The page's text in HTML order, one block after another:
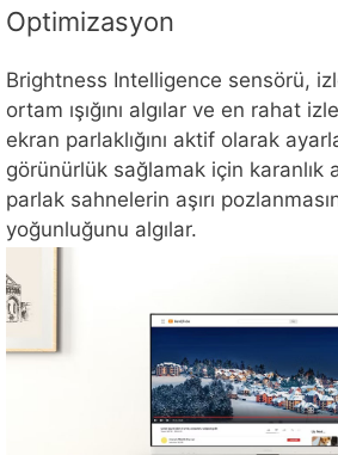
Optimizasyon
Brightness Intelligence sensörü,
ortam ışığını algılar ve en rahat
ekran parlaklığını aktif olarak
görünürlük sağlamak için karanlık
parlak sahnelerin aşırı
yoğunluğunu algılar.